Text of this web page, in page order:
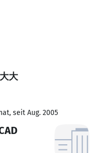
大
seit Aug. 2005